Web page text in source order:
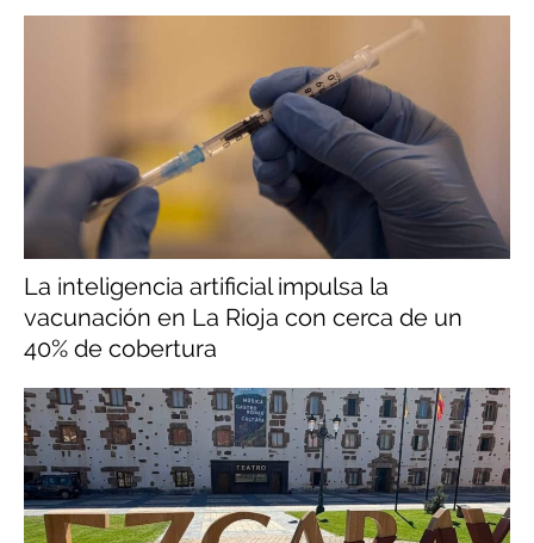
La inteligencia artificial impulsa la
vacunación en La Rioja con cerca de un
40% de cobertura